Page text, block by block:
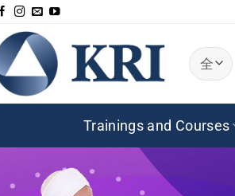
Trainings and Courses